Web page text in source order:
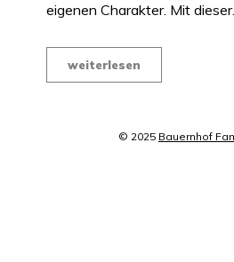
eigenen Charakter. Mit
weiterlesen
© 2025 Bauernhof